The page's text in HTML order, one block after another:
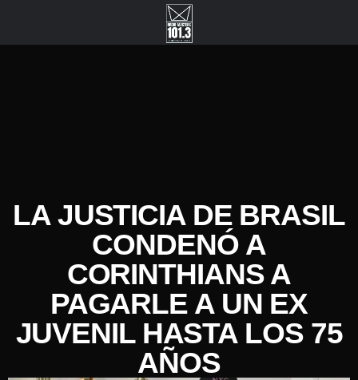
LA JUSTICIA DE BRASIL
CONDENÓ A
CORINTHIANS A
PAGARLE A UN EX
JUVENIL HASTA LOS 75
AÑOS